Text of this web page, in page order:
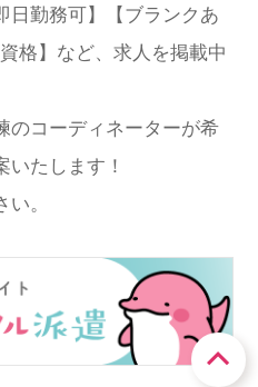
日勤務可】【ブランクあ
格】など、求人を掲載中
のコーディネーターが希
いたします！
。